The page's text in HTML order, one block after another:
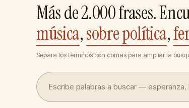
Más de 2.000 frases.
música,sobre política,
Separa los términos con comas para ampliar la